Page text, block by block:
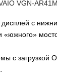
VGN-
с
«южного»
с загрузкой